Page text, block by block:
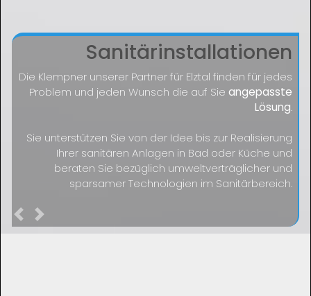
Sanitärinstallationen
Die Klempner unserer Partner für Elztal finden für jedes
Problem und jeden Wunsch die auf Sieangepasste
Lösung.
Sie unterstützen Sie von der Idee bis zur Realisierung
Ihrer sanitären Anlagen in Bad oder Küche und
beraten Sie bezüglich umweltverträglicher und
sparsamer Technologien im Sanitärbereich.
Previous